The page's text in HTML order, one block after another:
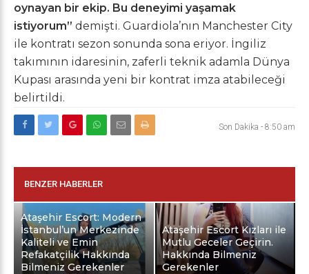
oynayan bir ekip. Bu deneyimi yaşamak
istiyorum” demişti. Guardiola’nın Manchester City
ile kontratı sezon sonunda sona eriyor. İngiliz
takımının idaresinin, zaferli teknik adamla Dünya
Kupası arasında yeni bir kontrat imza atabileceği
belirtildi.
Son Dakika - 8:50 am
BENZER HABERLER
Ataşehir Escort: Modern
İstanbul’un Merkezinde
Kaliteli ve Emin
Refakatçilik Hakkında
Bilmeniz Gerekenler
Ataşehir Escort Kızları ile
Mutlu Geceler Geçirin.
Hakkında Bilmeniz
Gerekenler